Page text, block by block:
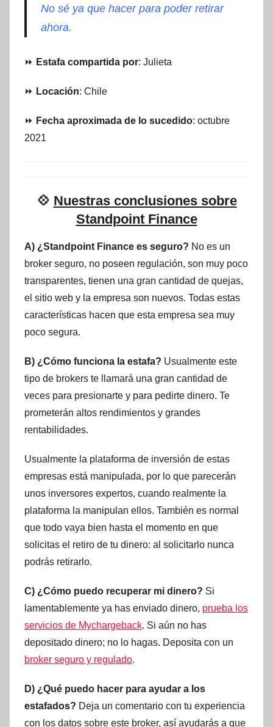
No sé ya que hacer para poder retirar
ahora.
⏩ Estafa compartida por: Julieta
⏩ Locación: Chile
⏩ Fecha aproximada de lo sucedido: octubre
2021
💠 Nuestras conclusiones sobre
Standpoint Finance
A) ¿Standpoint Finance es seguro? No es un
broker seguro, no poseen regulación, son muy poco
transparentes, tienen una gran cantidad de quejas,
el sitio web y la empresa son nuevos. Todas estas
características hacen que esta empresa sea muy
poco segura.
B) ¿Cómo funciona la estafa? Usualmente este
tipo de brokers te llamará una gran cantidad de
veces para presionarte y para pedirte dinero. Te
prometerán altos rendimientos y grandes
rentabilidades.
Usualmente la plataforma de inversión de estas
empresas está manipulada, por lo que parecerán
unos inversores expertos, cuando realmente la
plataforma la manipulan ellos. También es normal
que todo vaya bien hasta el momento en que
solicitas el retiro de tu dinero: al solicitarlo nunca
podrás retirarlo.
C) ¿Cómo puedo recuperar mi dinero? Si
lamentablemente ya has enviado dinero, prueba los
servicios de Mychargeback. Si aún no has
depositado dinero; no lo hagas. Deposita con un
broker seguro y regulado.
D) ¿Qué puedo hacer para ayudar a los
estafados? Deja un comentario con tu experiencia
con los datos sobre este broker, así ayudarás a que